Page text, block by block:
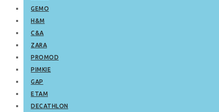
GEMO
H&M
C&A
ZARA
PROMOD
PIMKIE
GAP
ETAM
DECATHLON